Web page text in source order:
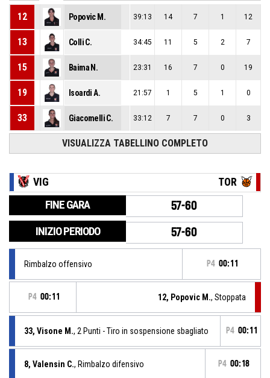
12 Popovic M. 39:13 14 7 1 12
13 Colli C. 34:45 11 5 2 7
15 Baima N. 23:31 16 7 0 19
19 Isoardi A. 21:57 1 5 1 0
33 Giacomelli C. 33:12 7 7 0 3
VISUALIZZA TABELLINO COMPLETO
VIG TOR
FINE GARA 57-60
INIZIO PERIODO 57-60
Rimbalzo offensivo P4 00:11
P4 00:11 12, Popovic M., Stoppata
33, Visone M., 2 Punti - Tiro in sospensione sbagliato P4 00:11
8, Valensin C., Rimbalzo difensivo P4 00:18